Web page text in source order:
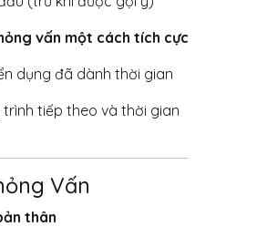
vấn một cách tích cực
dụng đã dành thời gian
tiếp theo và thời gian
Vấn
thân